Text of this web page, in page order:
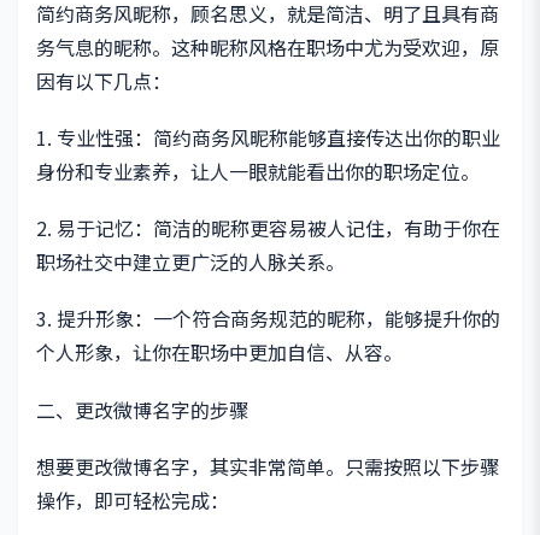
简约商务风昵称，顾名思义，就是简洁、明了且具有商
务气息的昵称。这种昵称风格在职场中尤为受欢迎，原
因有以下几点：
1. 专业性强：简约商务风昵称能够直接传达出你的职业
身份和专业素养，让人一眼就能看出你的职场定位。
2. 易于记忆：简洁的昵称更容易被人记住，有助于你在
职场社交中建立更广泛的人脉关系。
3. 提升形象：一个符合商务规范的昵称，能够提升你的
个人形象，让你在职场中更加自信、从容。
二、更改微博名字的步骤
想要更改微博名字，其实非常简单。只需按照以下步骤
操作，即可轻松完成：